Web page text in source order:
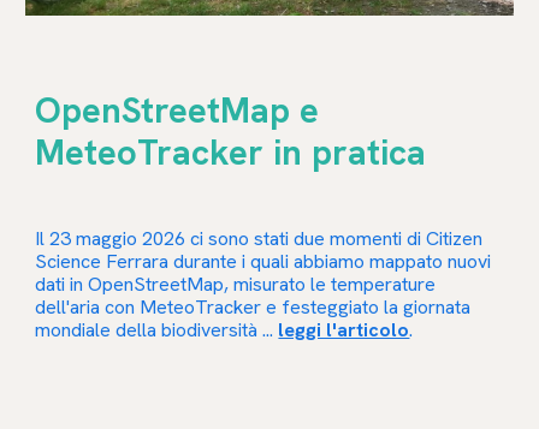
OpenStreetMap e
MeteoTracker in pratica
Il 23 maggio 2026 ci sono stati due momenti di Citizen
Science Ferrara durante i quali abbiamo mappato nuovi
dati in OpenStreetMap, misurato le temperature
dell'aria con MeteoTracker e festeggiato la giornata
mondiale della biodiversità ... leggi l'articolo.